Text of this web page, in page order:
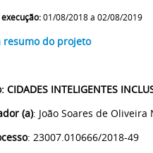
01/08/2018 a 02/08/2019
resumo do projeto
: CIDADES INTELIGENTES
(a): João Soares de Oliveira
: 23007.010666/2018-49